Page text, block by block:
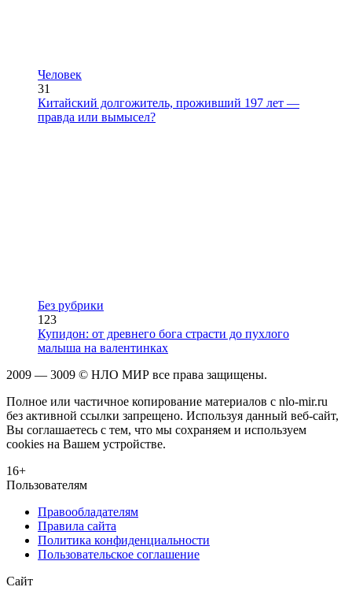
Человек
31
Китайский долгожитель, проживший 197 лет —
правда или вымысел?
Без рубрики
123
Купидон: от древнего бога страсти до пухлого
малыша на валентинках
2009 — 3009 © НЛО МИР все права защищены.
Полное или частичное копирование материалов с nlo-mir.ru
без активной ссылки запрещено. Используя данный веб-сайт,
Вы соглашаетесь с тем, что мы сохраняем и используем
cookies на Вашем устройстве.
16+
Пользователям
Правообладателям
Правила сайта
Политика конфиденциальности
Пользовательское соглашение
Сайт